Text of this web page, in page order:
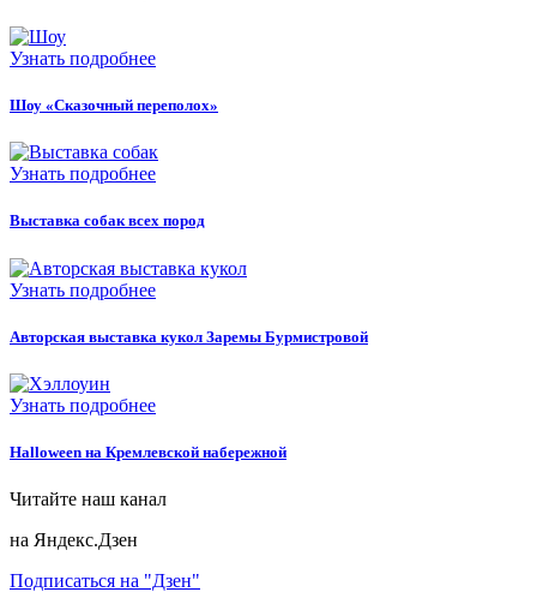
Узнать подробнее
Шоу «Сказочный переполох»
Узнать подробнее
Выставка собак всех пород
Узнать подробнее
Авторская выставка кукол Заремы Бурмистровой
Узнать подробнее
Halloween на Кремлевской набережной
Читайте наш канал
на Яндекс.Дзен
Подписаться на "Дзен"